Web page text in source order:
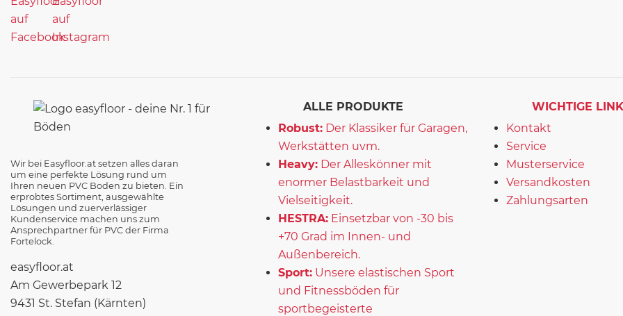
Wir bei Easyfloor.at setzen alles daran
um eine perfekte Lösung rund um
Ihren neuen PVC Boden zu bieten. Ein
erprobtes Sortiment, ausgewählte
Lösungen und zuerverlässiger
Kundenservice machen uns zum
Ansprechpartner für PVC der Firma
Fortelock.
easyfloor.at
Am Gewerbepark 12
9431 St. Stefan (Kärnten)
ALLE PRODUKTE
Robust: Der Klassiker für Garagen,
Werkstätten uvm.
Heavy: Der Alleskönner mit
enormer Belastbarkeit und
Vielseitigkeit.
HESTRA: Einsetzbar von -30 bis
+70 Grad im Innen- und
Außenbereich.
Sport: Unsere elastischen Sport
und Fitnessböden für
sportbegeisterte
WICHTIGE
Kontakt
Service
Musterservice
Versandkosten
Zahlungsarten